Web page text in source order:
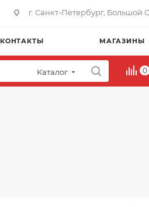
г. Санкт-Петербург, Большой
КОНТАКТЫ МАГАЗИНЫ
Каталог 0